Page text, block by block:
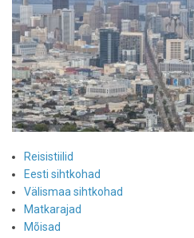
Reisistiilid
Eesti sihtkohad
Välismaa sihtkohad
Matkarajad
Mõisad